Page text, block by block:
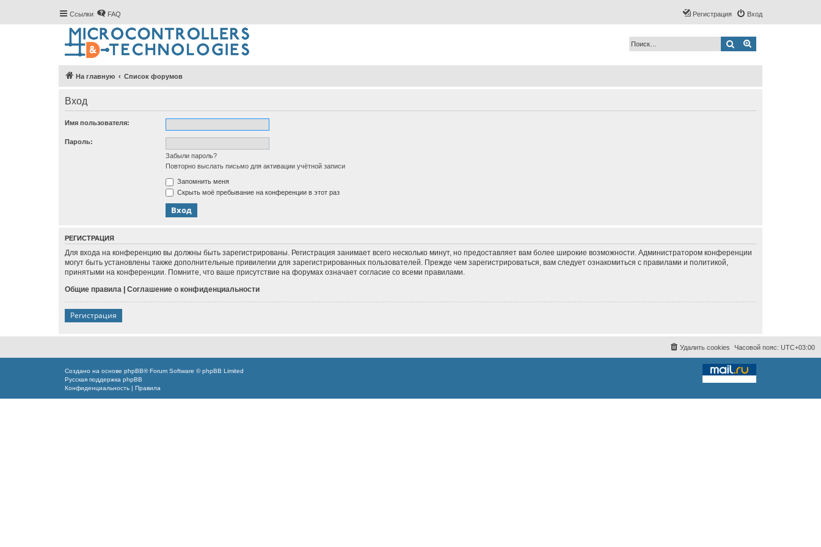
Ссылки FAQ Вход
Регистрация
Поиск
На главную Список форумов
Вход
Имя пользователя:
Пароль:
Забыли пароль?
Повторно выслать письмо для активации учётной записи
Запомнить меня
Скрыть моё пребывание на конференции в этот раз
РЕГИСТРАЦИЯ
Для входа на конференцию вы должны быть зарегистрированы. Регистрация занимает всего несколько минут, но предоставляет вам более широкие возможности. Администратором конференции
могут быть установлены также дополнительные привилегии для зарегистрированных пользователей. Прежде чем зарегистрироваться, вам следует ознакомиться с правилами и политикой,
принятыми на конференции. Помните, что ваше присутствие на форумах означает согласие со всеми правилами.
Общие правила | Соглашение о конфиденциальности
Регистрация
Часовой пояс: UTC+03:00
Удалить cookies
Создано на основе phpBB® Forum Software © phpBB Limited
Русская поддержка phpBB
Конфиденциальность | Правила